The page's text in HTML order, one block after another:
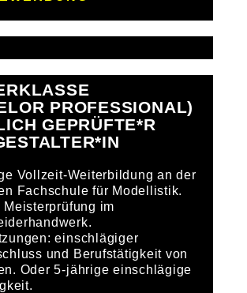
PROFESSIONAL)
GEPRÜFTE*R
Vollzeit-Weiterbildung an der
Fachschule für Modellistik.
Meisterprüfung im
einschlägiger
und Berufstätigkeit von
Oder 5-jährige einschlägige